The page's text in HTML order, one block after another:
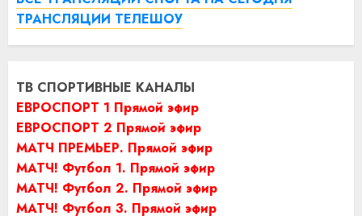
ТРАНСЛЯЦИИ ТЕЛЕШОУ
ТВ СПОРТИВНЫЕ КАНАЛЫ
ЕВРОСПОРТ 1 Прямой эфир
ЕВРОСПОРТ 2 Прямой эфир
МАТЧ ПРЕМЬЕР. Прямой эфир
МАТЧ! Футбол 1. Прямой эфир
МАТЧ! Футбол 2. Прямой эфир
МАТЧ! Футбол 3. Прямой эфир